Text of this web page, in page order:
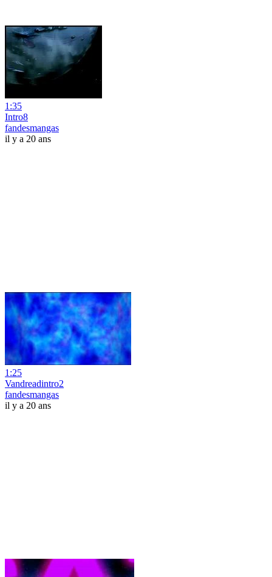
1:35
Intro8
fandesmangas
il y a 20 ans
1:25
Vandreadintro2
fandesmangas
il y a 20 ans